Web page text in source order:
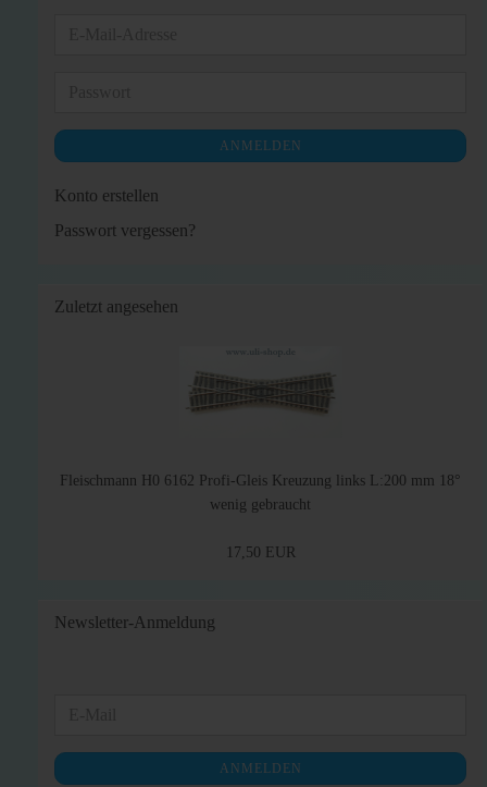
ANMELDEN
Konto erstellen
Passwort vergessen?
Zuletzt angesehen
Fleischmann H0 6162 Profi-Gleis Kreuzung links L:200 mm 18°
wenig gebraucht
17,50 EUR
Newsletter-Anmeldung
NEWSLETTER-
ANMELDUNG
ANMELDEN